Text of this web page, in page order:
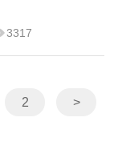
3317
2 >